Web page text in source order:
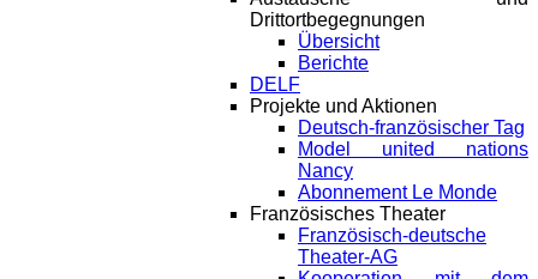
Drittortbegegnungen
Übersicht
Berichte
DELF
Projekte und Aktionen
Deutsch-französischer Tag
Model united nations
Nancy
Abonnement Le Monde
Französisches Theater
Französisch-deutsche
Theater-AG